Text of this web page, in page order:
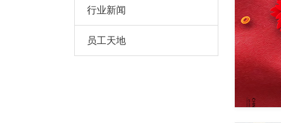
行业新闻
员工天地